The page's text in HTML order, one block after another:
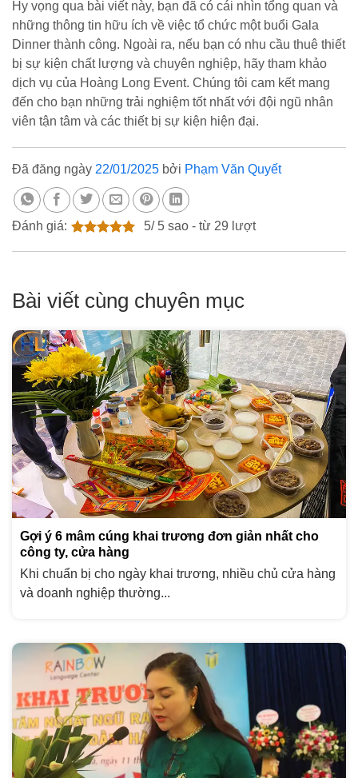
Hy vọng qua bài viết này, bạn đã có cái nhìn tổng quan và
những thông tin hữu ích về việc tổ chức một buổi Gala
Dinner thành công. Ngoài ra, nếu bạn có nhu cầu thuê thiết
bị sự kiện chất lượng và chuyên nghiệp, hãy tham khảo
dịch vụ của Hoàng Long Event. Chúng tôi cam kết mang
đến cho bạn những trải nghiệm tốt nhất với đội ngũ nhân
viên tận tâm và các thiết bị sự kiện hiện đại.
Đã đăng ngày 22/01/2025 bởi Phạm Văn Quyết
Đánh giá: 5/ 5sao - từ 29 lượt
Bài viết cùng chuyên mục
Gợi ý 6 mâm cúng khai trương đơn giản nhất cho
công ty, cửa hàng
Khi chuẩn bị cho ngày khai trương, nhiều chủ cửa hàng
và doanh nghiệp thường...